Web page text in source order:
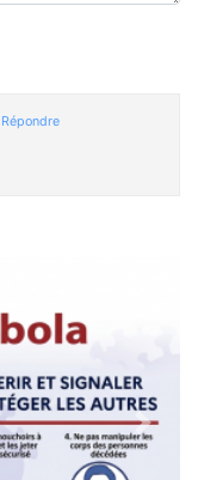
Répondre
Next